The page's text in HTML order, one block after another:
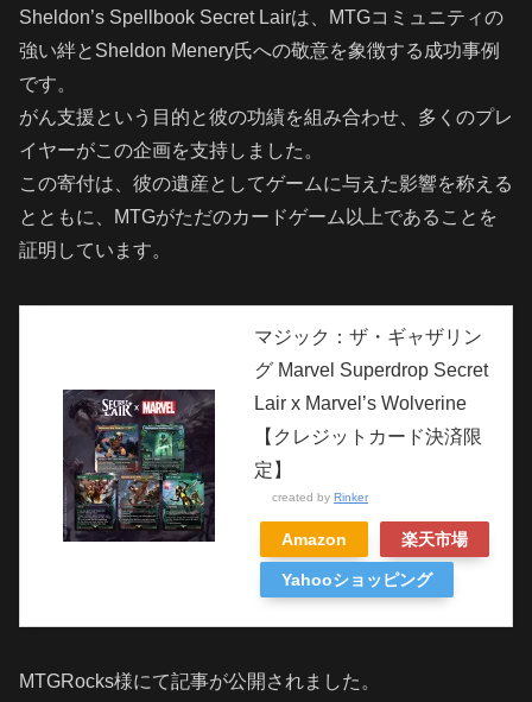
Sheldon’s Spellbook Secret Lairは、MTGコミュニティの
強い絆とSheldon Menery氏への敬意を象徴する成功事例
です。
がん支援という目的と彼の功績を組み合わせ、多くのプレ
イヤーがこの企画を支持しました。
この寄付は、彼の遺産としてゲームに与えた影響を称える
とともに、MTGがただのカードゲーム以上であることを
証明しています。
マジック：ザ・ギャザリン
グ Marvel Superdrop Secret
Lair x Marvel’s Wolverine
【クレジットカード決済限
定】
created by Rinker
Amazon 楽天市場
Yahooショッピング
MTGRocks様にて記事が公開されました。